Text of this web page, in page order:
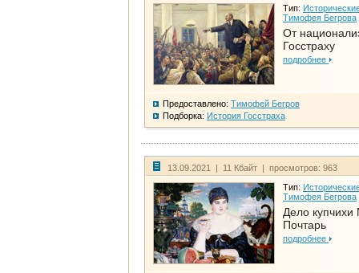
Тип:
Тимофея Бегрова
От
Госстраху
подробнее
Предоставлено: Тимофей Бегров
Подборка: История Госстраха
13.09.2021 | 11 Кбайт | просмотров: 963
Тип:
Тимофея Бегрова
Дело
Почтарь
подробнее